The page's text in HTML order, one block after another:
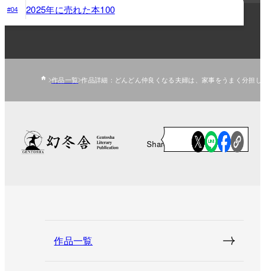
#04 2025年に売れた本100
作品一覧 作品詳細：どんどん仲良くなる夫婦は、家事をうまく分担し
Share
作品一覧